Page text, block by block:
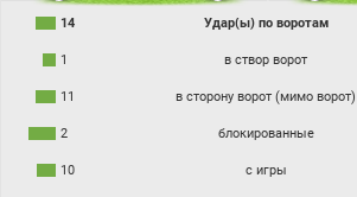
14 Удар(ы) по воротам
1 в створ ворот
11 в сторону ворот (мимо ворот)
2 блокированные
10 с игры